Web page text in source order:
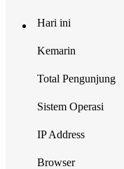
Hari ini
Kemarin
Total Pengunjung
Sistem Operasi
IP Address
Browser